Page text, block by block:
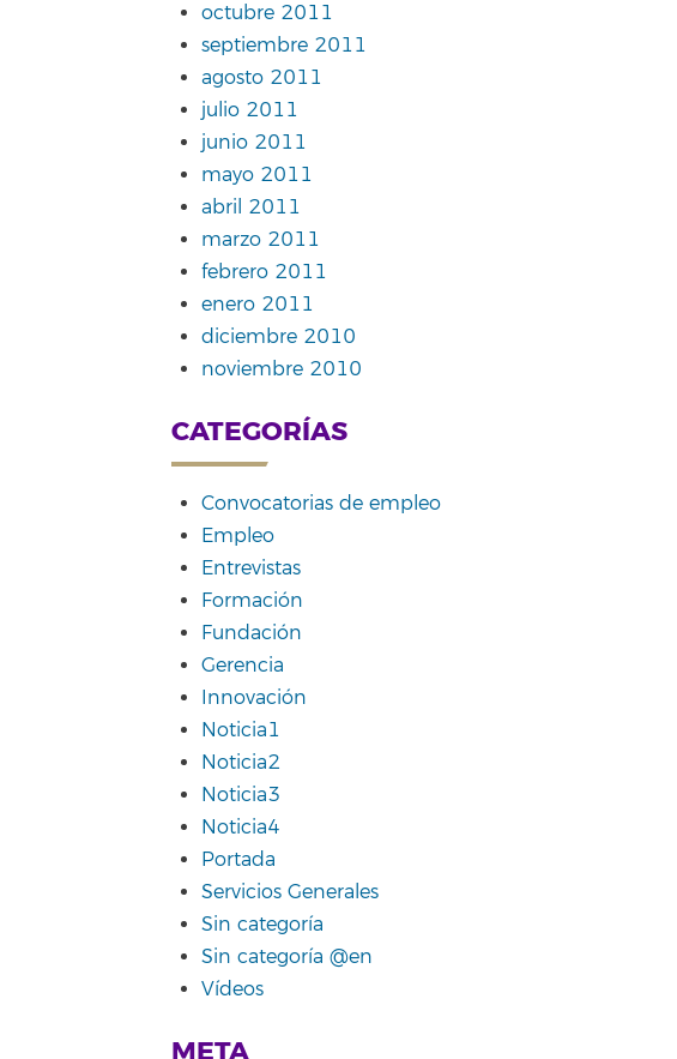
octubre 2011
septiembre 2011
agosto 2011
julio 2011
junio 2011
mayo 2011
abril 2011
marzo 2011
febrero 2011
enero 2011
diciembre 2010
noviembre 2010
CATEGORÍAS
Convocatorias de empleo
Empleo
Entrevistas
Formación
Fundación
Gerencia
Innovación
Noticia1
Noticia2
Noticia3
Noticia4
Portada
Servicios Generales
Sin categoría
Sin categoría @en
Vídeos
META